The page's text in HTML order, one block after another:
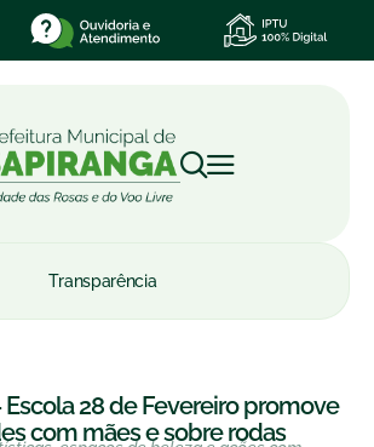
Transparência
Escola 28 de Fevereiro promove
com mães e sobre rodas